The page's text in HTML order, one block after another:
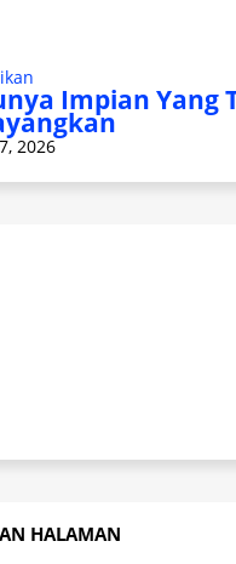
Impian Yang
2026
HALAMAN